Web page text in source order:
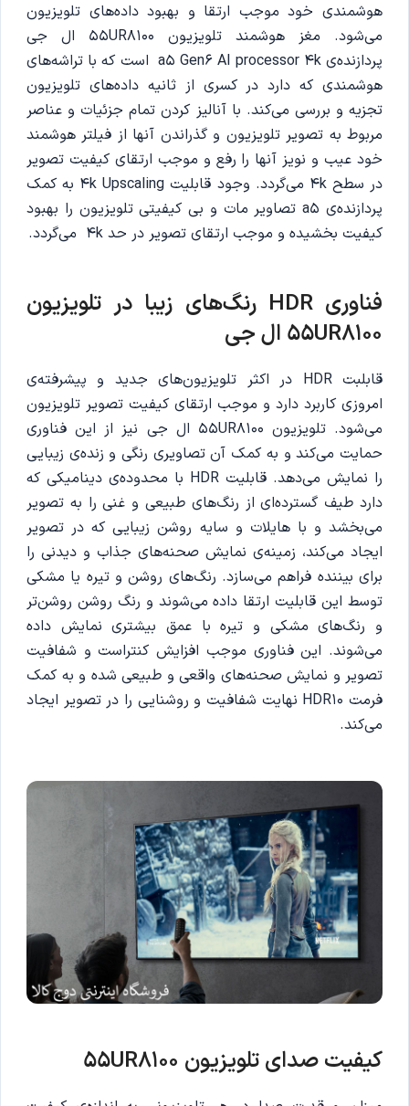
هوشمندی خود موجب ارتقا و بهبود داده‌های تلویزیون
می‌شود. مغز هوشمند تلویزیون 55UR8100 ال جی
پردازنده‌ی a5 Gen6 Al processor 4k است که با تراشه‌های
هوشمندی که دارد در کسری از ثانیه داده‌های تلویزیون‌
تجزیه و بررسی می‌کند. با آنالیز کردن تمام جزئیات و عناصر
مربوط به تصویر تلویزیون و گذراندن آنها از فیلتر هوشمند
خود عیب و نویز آنها را رفع و موجب ارتقای کیفیت تصویر
در سطح 4k می‌گردد. وجود قابلیت 4k Upscaling به کمک
پردازنده‌ی a5 تصاویر مات و بی کیفیتی تلویزیون را بهبود
کیفیت بخشیده و موجب ارتقای تصویر در حد 4k می‌گردد.
فناوری HDR رنگ‌های زیبا در تلویزیون
55UR8100 ال جی
قابلبت HDR در اکثر تلویزیون‌های جدید و پیشرفته‌ی
امروزی کاربرد دارد و موجب ارتقای کیفیت تصویر تلویزیون
می‌شود. تلویزیون 55UR8100 ال جی نیز از این فناوری
حمایت می‌کند و به کمک آن تصاویری رنگی و زنده‌ی زیبایی
را نمایش می‌دهد. قابلیت HDR با محدوده‌ی دینامیکی که
دارد طیف گسترده‌ای از رنگ‌های طبیعی و غنی را به تصویر
می‌بخشد و با هایلات و سایه‌ روشن زیبایی که در تصویر
ایجاد می‌کند، زمینه‌ی نمایش صحنه‌های جذاب و دیدنی را
برای بیننده فراهم می‌سازد. رنگ‌های روشن و تیره یا مشکی
توسط این قابلیت ارتقا داده می‌شوند و رنگ روشن روشن‌تر
و رنگ‌های مشکی و تیره با عمق بیشتری نمایش داده
می‌شوند. این فناوری موجب افزایش کنتراست و شفافیت
تصویر و نمایش صحنه‌های واقعی و طبیعی شده و به کمک
فرمت HDR10 نهایت شفافیت و روشنایی را در تصویر ایجاد
می‌کند.
کیفیت صدای تلویزیون 55UR8100